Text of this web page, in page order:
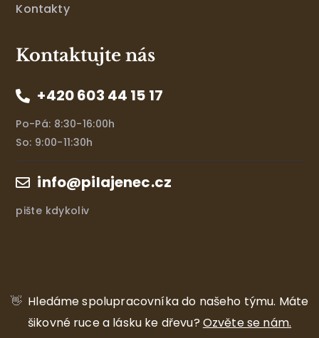
Kontakty
Kontaktujte nás
+420 603 44 15 17
Po-Pá: 8:30-16:00h
So: 9:00-11:30h
info@pilajenec.cz
pište kdykoliv
👋 Hledáme spolupracovníka do našeho týmu. Máte
šikovné ruce a lásku ke dřevu? Ozvěte se nám.